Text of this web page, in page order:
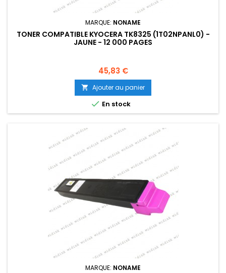
MARQUE: NONAME
TONER COMPATIBLE KYOCERA TK8325 (1T02NPANL0) -
JAUNE - 12 000 PAGES
Prix
45,83 €
 Ajouter au panier
 En stock
MARQUE: NONAME